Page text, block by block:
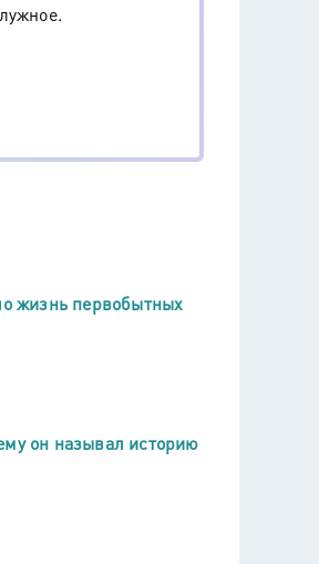
жизнь первобытных
он называл историю